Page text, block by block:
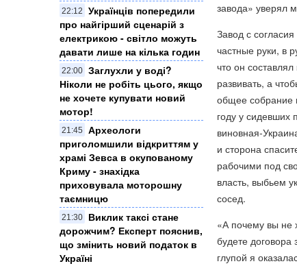
22:12
Українців попередили
про найгірший сценарій з
електрикою - світло можуть
давати лише на кілька годин
22:00 Заглухли у воді?
Ніколи не робіть цього, якщо
не хочете купувати новий
мотор!
21:45
Археологи
приголомшили відкриттям у
храмі Зевса в окупованому
Криму - знахідка
приховувала моторошну
таємницю
21:30
Виклик таксі стане
дорожчим? Експерт пояснив,
що змінить новий податок в
Україні
завода» уверял
Завод с
частные руки, в
что он
развивать, а
общее собрание
году у сидевших
виновная-
и сторона
рабочими под
власть, выбьем
сосед.
«А почему вы не
будете договора
глупой я